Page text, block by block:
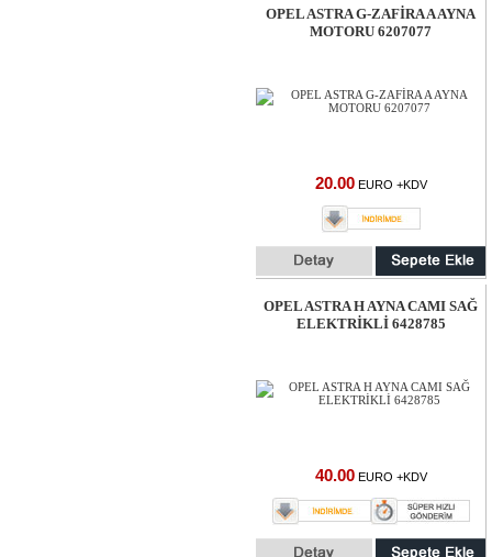
OPEL ASTRA G-ZAFİRA A AYNA
MOTORU 6207077
20.00 EURO +KDV
OPEL ASTRA H AYNA CAMI SAĞ
ELEKTRİKLİ 6428785
40.00 EURO +KDV